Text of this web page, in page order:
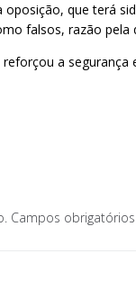
que terá
falsos, razão
a
Campos